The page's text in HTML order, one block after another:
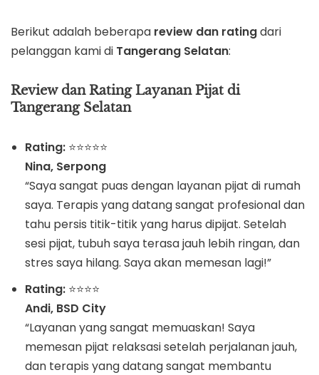
Berikut adalah beberapa review dan ratingdari
pelanggan kami di Tangerang Selatan:
Review dan Rating Layanan Pijat di
Tangerang Selatan
Rating: ⭐️⭐️⭐️⭐️⭐️
Nina, Serpong
“Saya sangat puas dengan layanan pijat di rumah
saya. Terapis yang datang sangat profesional dan
tahu persis titik-titik yang harus dipijat. Setelah
sesi pijat, tubuh saya terasa jauh lebih ringan, dan
stres saya hilang. Saya akan memesan lagi!”
Rating: ⭐️⭐️⭐️⭐️
Andi, BSD City
“Layanan yang sangat memuaskan! Saya
memesan pijat relaksasi setelah perjalanan jauh,
dan terapis yang datang sangat membantu